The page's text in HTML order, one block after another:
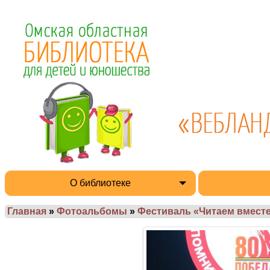
О библиотеке
Главная » Фотоальбомы » Фестиваль «Читаем